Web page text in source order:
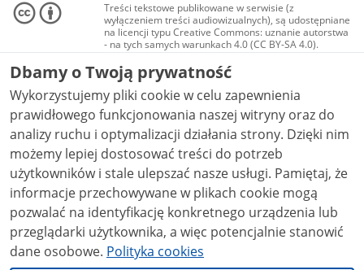
Treści tekstowe publikowane w serwisie (z
wyłączeniem treści audiowizualnych), są udostępniane
na licencji typu Creative Commons: uznanie autorstwa
- na tych samych warunkach 4.0 (CC BY-SA 4.0).
Materiały audiowizualne, w tym zdjęcia, materiały
audio i wideo, są udostępniane na licencji typu
Creative Commons: uznanie autorstwa użycie
niekomercyjne - bez utworów zależnych 4.0 (CC BY-
NC-ND 4.0), o ile nie jest to stwierdzone inaczej.
Dbamy o Twoją prywatność
Wykorzystujemy pliki cookie w celu zapewnienia
prawidłowego funkcjonowania naszej witryny oraz do
analizy ruchu i optymalizacji działania strony. Dzięki nim
możemy lepiej dostosować treści do potrzeb
użytkowników i stale ulepszać nasze usługi. Pamiętaj, że
informacje przechowywane w plikach cookie mogą
pozwalać na identyfikację konkretnego urządzenia lub
przeglądarki użytkownika, a więc potencjalnie stanowić
dane osobowe. Polityka cookies